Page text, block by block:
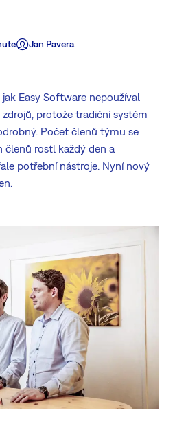
Jan Pavera
Easy Software nepoužíval
protože tradiční systém
Počet členů týmu se
členů rostl každý den a
potřební nástroje. Nyní nový